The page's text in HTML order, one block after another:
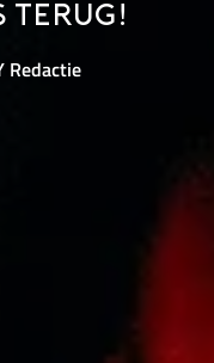
terug!
Redactie